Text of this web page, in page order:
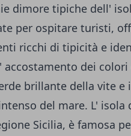
dimore tipiche dell'
per ospitare turisti,
ricchi di tipicità e
dei
brillante della vite e
del mare. L' isola
Sicilia, è famosa